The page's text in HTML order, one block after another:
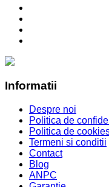
Informatii
Despre noi
Politica de
Politica de
Termeni si conditii
Contact
Blog
ANPC